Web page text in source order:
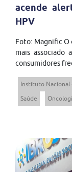
acende
HPV
Foto: Magnific O
mais associado
consumidores
Instituto Nacional
Saúde